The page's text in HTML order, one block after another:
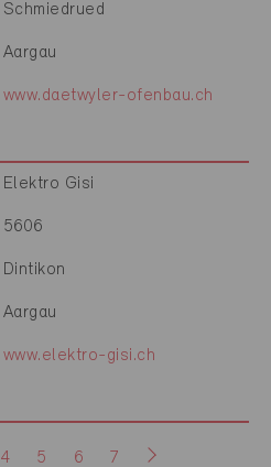
Schmiedrued
Aargau
www.daetwyler-ofenbau.ch
Elektro Gisi
5606
Dintikon
Aargau
www.elektro-gisi.ch
4 5 6 7